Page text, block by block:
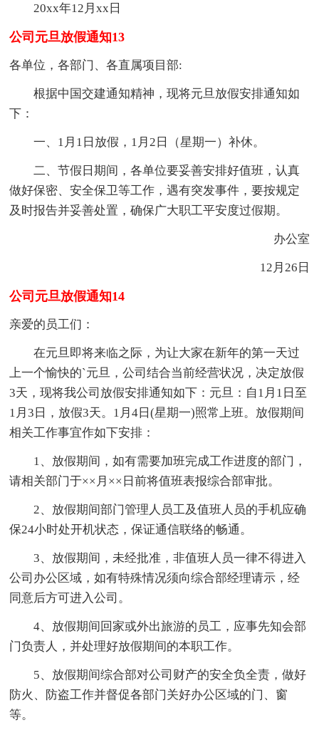
20xx年12月xx日
公司元旦放假通知13
各单位，各部门、各直属项目部:
根据中国交建通知精神，现将元旦放假安排通知如
下：
一、1月1日放假，1月2日（星期一）补休。
二、节假日期间，各单位要妥善安排好值班，认真
做好保密、安全保卫等工作，遇有突发事件，要按规定
及时报告并妥善处置，确保广大职工平安度过假期。
办公室
12月26日
公司元旦放假通知14
亲爱的员工们：
在元旦即将来临之际，为让大家在新年的第一天过
上一个愉快的`元旦，公司结合当前经营状况，决定放假
3天，现将我公司放假安排通知如下：元旦：自1月1日至
1月3日，放假3天。1月4日(星期一)照常上班。放假期间
相关工作事宜作如下安排：
1、放假期间，如有需要加班完成工作进度的部门，
请相关部门于××月××日前将值班表报综合部审批。
2、放假期间部门管理人员工及值班人员的手机应确
保24小时处开机状态，保证通信联络的畅通。
3、放假期间，未经批准，非值班人员一律不得进入
公司办公区域，如有特殊情况须向综合部经理请示，经
同意后方可进入公司。
4、放假期间回家或外出旅游的员工，应事先知会部
门负责人，并处理好放假期间的本职工作。
5、放假期间综合部对公司财产的安全负全责，做好
防火、防盗工作并督促各部门关好办公区域的门、窗
等。